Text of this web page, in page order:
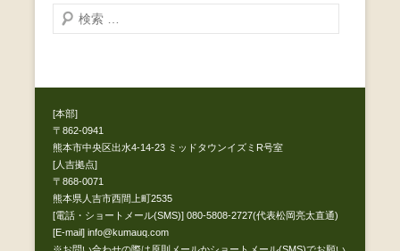
検
索
[本部]
〒862-0941
熊本市中央区出水4-14-23 ミッドタウンイズミR号室
[人吉拠点]
〒868-0071
熊本県人吉市西間上町2535
[電話・ショートメール(SMS)] 080-5808-2727(代表松岡亮太直通)
[E-mail] info@kumauq.com